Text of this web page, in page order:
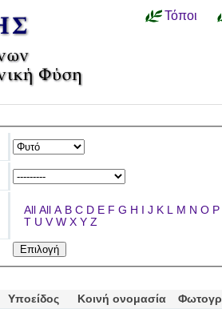
Τόποι
All All A B C D E F G H I J K L M N O P
T U V W X Y Z
Υποείδος Κοινή ονομασία